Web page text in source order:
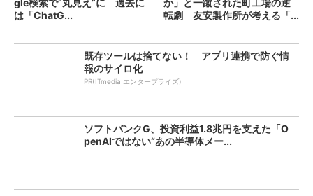
gle検索で“丸見え”に 過去に
は「ChatG...
か」と一蹴された町工場の逆
転劇 友安製作所が考える「...
既存ツールは捨てない！ アプリ連携で防ぐ情
報のサイロ化
PR(ITmedia エンタープライズ)
ソフトバンクG、投資利益1.8兆円を支えた「O
penAIではない“あの半導体メー...